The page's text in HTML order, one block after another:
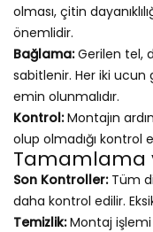
olması, çitin
önemlidir.
Bağlama:Gerilen tel,
sabitlenir. Her iki ucun
emin olunmalıdır.
Kontrol:Montajın
olup olmadığı kontrol
Tamamlama
Son Kontroller:Tüm
daha kontrol edilir.
Temizlik:Montaj işlemi